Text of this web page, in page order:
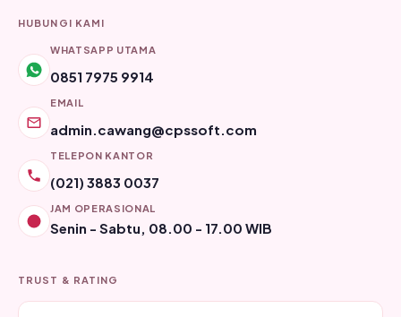
HUBUNGI KAMI
WHATSAPP UTAMA
0851 7975 9914
EMAIL
admin.cawang@cpssoft.com
TELEPON KANTOR
(021) 3883 0037
JAM OPERASIONAL
Senin - Sabtu, 08.00 - 17.00 WIB
TRUST & RATING